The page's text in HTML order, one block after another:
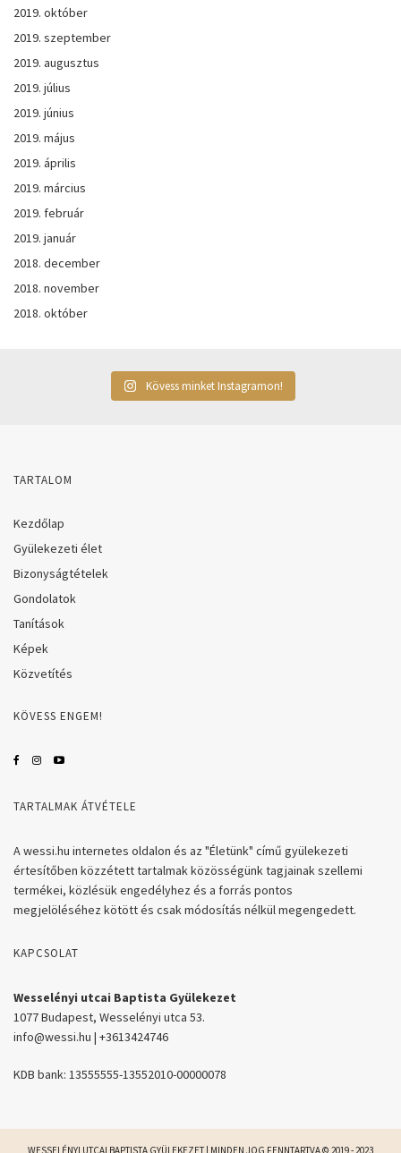
2019. október
2019. szeptember
2019. augusztus
2019. július
2019. június
2019. május
2019. április
2019. március
2019. február
2019. január
2018. december
2018. november
2018. október
Kövess minket Instagramon!
TARTALOM
Kezdőlap
Gyülekezeti élet
Bizonyságtételek
Gondolatok
Tanítások
Képek
Közvetítés
KÖVESS ENGEM!
TARTALMAK ÁTVÉTELE
A wessi.hu internetes oldalon és az "Életünk" című gyülekezeti
értesítőben közzétett tartalmak közösségünk tagjainak szellemi
termékei, közlésük engedélyhez és a forrás pontos
megjelöléséhez kötött és csak módosítás nélkül megengedett.
KAPCSOLAT
Wesselényi utcai Baptista Gyülekezet
1077 Budapest, Wesselényi utca 53.
info@wessi.hu | +3613424746
KDB bank: 13555555-13552010-00000078
WESSELÉNYI UTCAI BAPTISTA GYÜLEKEZET | MINDEN JOG FENNTARTVA © 2019 - 2023